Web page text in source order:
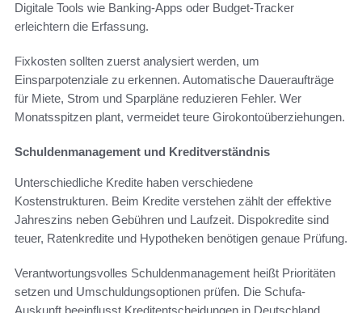
Digitale Tools wie Banking-Apps oder Budget-Tracker
erleichtern die Erfassung.
Fixkosten sollten zuerst analysiert werden, um
Einsparpotenziale zu erkennen. Automatische Daueraufträge
für Miete, Strom und Sparpläne reduzieren Fehler. Wer
Monatsspitzen plant, vermeidet teure Girokontoüberziehungen.
Schuldenmanagement und Kreditverständnis
Unterschiedliche Kredite haben verschiedene
Kostenstrukturen. Beim Kredite verstehen zählt der effektive
Jahreszins neben Gebühren und Laufzeit. Dispokredite sind
teuer, Ratenkredite und Hypotheken benötigen genaue Prüfung.
Verantwortungsvolles Schuldenmanagement heißt Prioritäten
setzen und Umschuldungsoptionen prüfen. Die Schufa-